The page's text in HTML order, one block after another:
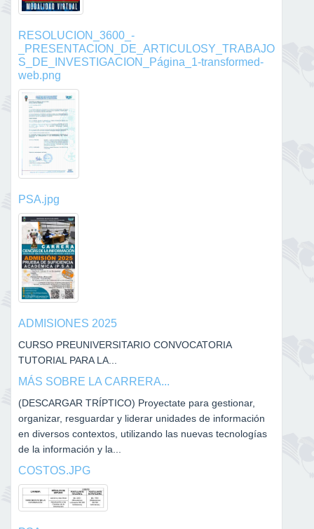
RESOLUCION_3600_-
_PRESENTACION_DE_ARTICULOSY_TRABAJO
S_DE_INVESTIGACION_Página_1-transformed-
web.png
PSA.jpg
ADMISIONES 2025
CURSO PREUNIVERSITARIO CONVOCATORIA
TUTORIAL PARA LA...
MÁS SOBRE LA CARRERA...
(DESCARGAR TRÍPTICO) Proyectate para gestionar,
organizar, resguardar y liderar unidades de información
en diversos contextos, utilizando las nuevas tecnologías
de la información y la...
COSTOS.JPG